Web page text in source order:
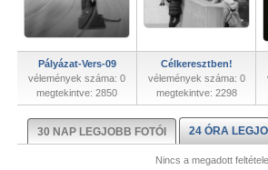
Pályázat-Vers-09
vélemények száma: 0
megtekintve: 2850
Célkeresztben!
vélemények száma: 0
megtekintve: 2298
30 NAP LEGJOBB FOTÓI 24 ÓRA
Nincs a megadott